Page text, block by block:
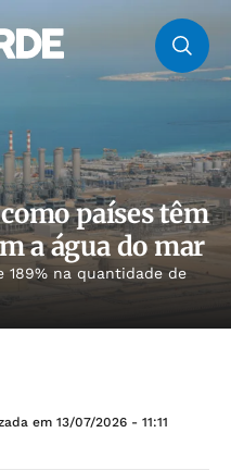
países têm
a água do mar
189% na quantidade de
em 13/07/2026 - 11:11